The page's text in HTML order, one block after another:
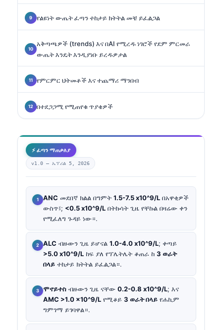
የልዩነት ውጤት ፈጣን ተከታይ ክትትል መቼ ይፈልጋል
አቅጣጫዎች (trends) እና በAI የሚረዱ ነገሮች የደም ምርመራ
ውጤት እንዴት እንዲያነቡ ይረዱዎታል
የምርምር ህትመቶች እና ተጨማሪ ማንበብ
በተደጋጋሚ የሚጠየቁ ጥያቄዎች
⚡ ፈጣን ማጠቃለያ
v1.0 — ኤፕሪል 5, 2026
ANC መደበኛ ክልል በግምት 1.5-7.5 x10^9/L በአዋቂዎች
ውስጥ፤; <0.5 x10^9/L በትኩሳት ጊዜ የቸኩል በዛሬው ቀን
የሚፈለግ ጉዳይ ነው።.
ALC ብዙውን ጊዜ ይሆናል 1.0-4.0 x10^9/L; ቀጣይ
>5.0 x10^9/L ከፍ ያለ የፕሌትሌት ቆጠራ ከ 3 ወራት
በላይ ተከታይ ክትትል ይፈልጋል።.
ሞኖይተስ ብዙውን ጊዜ ናቸው 0.2-0.8 x10^9/L; እና
AMC >1.0 x10^9/L የሚቆይ 3 ወራት በላይ የሐኪም
ግምገማ ይገባዋል።.